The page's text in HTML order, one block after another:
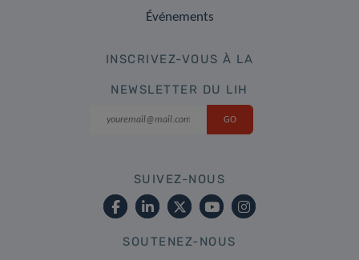
Événements
INSCRIVEZ-VOUS À LA
NEWSLETTER DU LIH
SUIVEZ-NOUS
SOUTENEZ-NOUS